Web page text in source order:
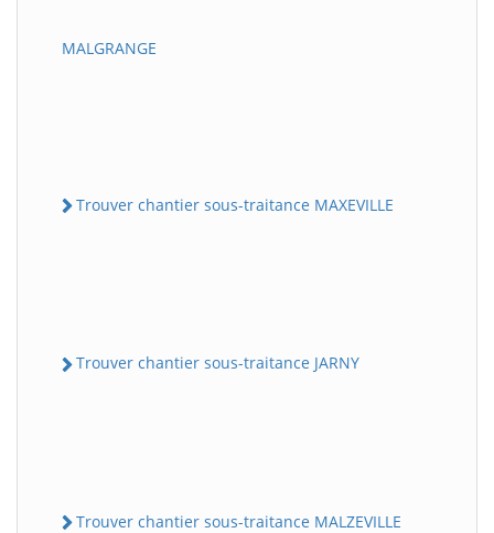
MALGRANGE
Trouver chantier sous-traitance MAXEVILLE
Trouver chantier sous-traitance JARNY
Trouver chantier sous-traitance MALZEVILLE